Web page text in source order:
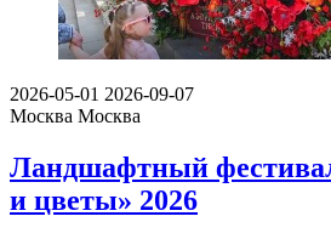
2026-05-01 2026-09-07
Москва Москва
Ландшафтный
и цветы» 2026